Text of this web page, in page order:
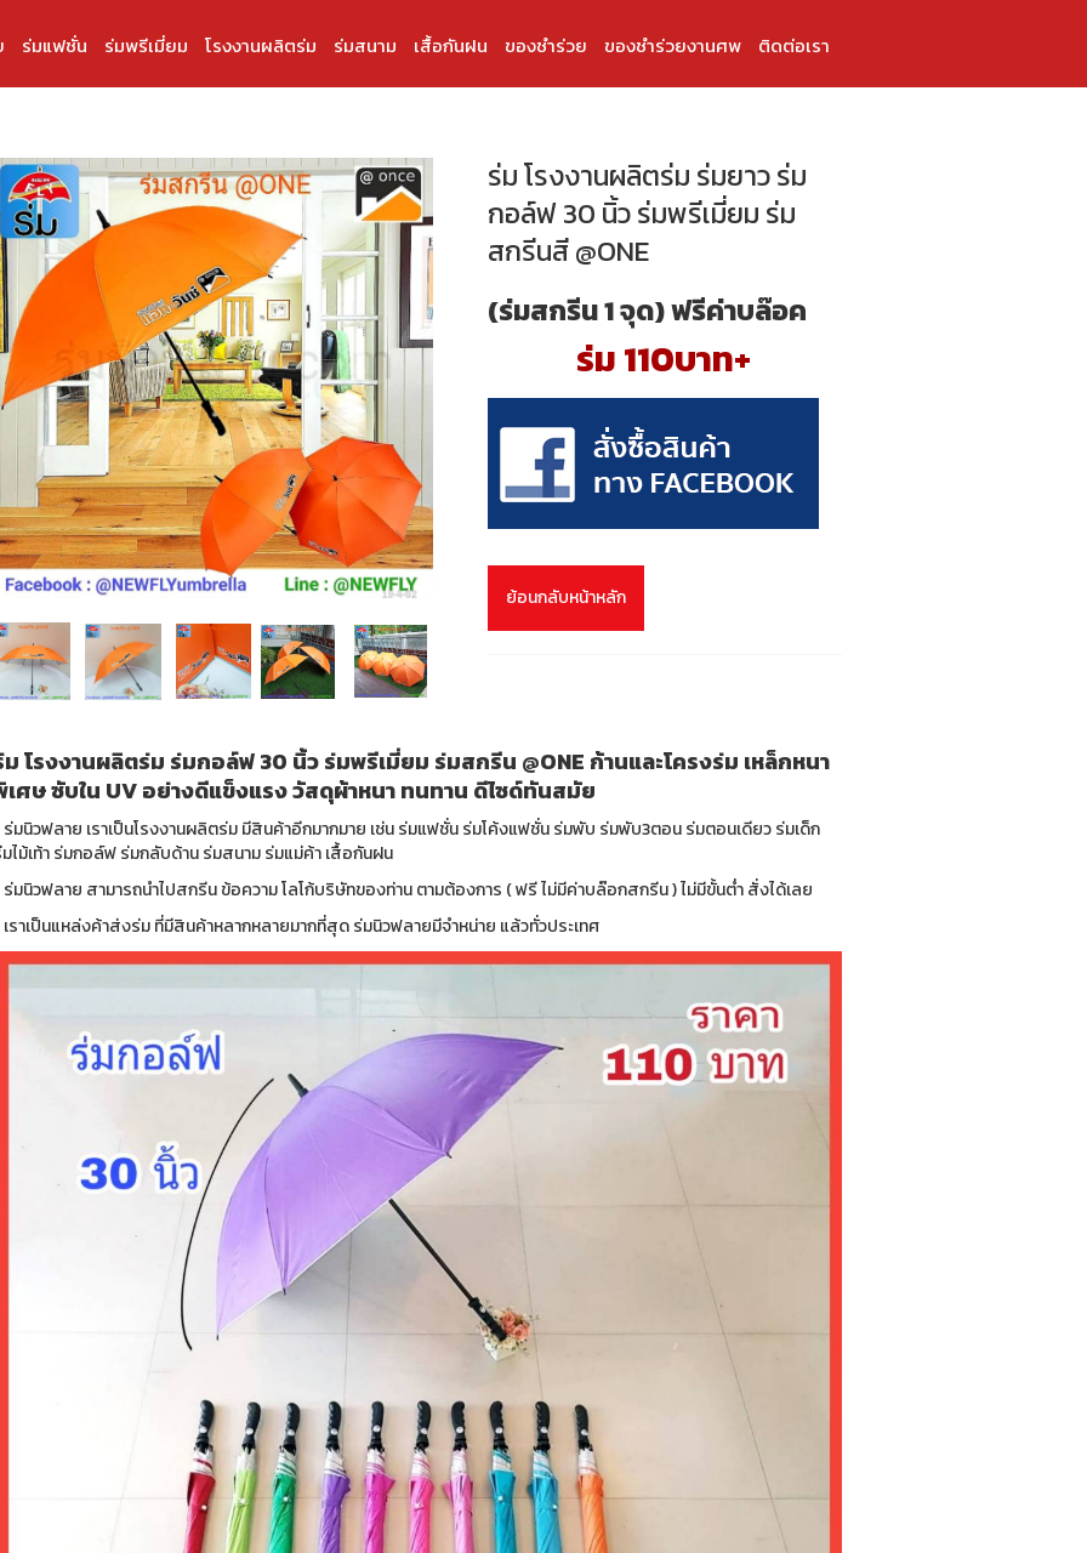
ร่มแฟชั่น ร่มพรีเมี่ยม โรงงานผลิตร่ม ร่มสนาม เสื้อกันฝน ของชำร่วย ของชำร่วยงานศพ ติดต่อเรา
ร่ม โรงงานผลิตร่ม ร่มยาว ร่ม
กอล์ฟ 30 นิ้ว ร่มพรีเมี่ยม ร่ม
สกรีนสี @ONE
(ร่มสกรีน 1 จุด) ฟรีค่าบล๊อค
ร่ม 110บาท+
ย้อนกลับหน้าหลัก
โรงงานผลิตร่ม ร่มกอล์ฟ 30 นิ้ว ร่มพรีเมี่ยม ร่มสกรีน @ONE ก้านและโครงร่ม เหล็กหนา
เศษ ซับใน UV อย่างดีแข็งแรง วัสดุผ้าหนา ทนทาน ดีไซด์ทันสมัย
มนิวฟลาย เราเป็นโรงงานผลิตร่ม มีสินค้าอีกมากมาย เช่น ร่มแฟชั่น ร่มโค้งแฟชั่น ร่มพับ ร่มพับ3ตอน ร่มตอนเดียว ร่มเด็ก
ไม้เท้า ร่มกอล์ฟ ร่มกลับด้าน ร่มสนาม ร่มแม่ค้า เสื้อกันฝน
มนิวฟลาย สามารถนำไปสกรีน ข้อความ โลโก้บริษัทของท่าน ตามต้องการ ( ฟรี ไม่มีค่าบล๊อกสกรีน ) ไม่มีขั้นต่ำ สั่งได้เลย
ราเป็นแหล่งค้าส่งร่ม ที่มีสินค้าหลากหลายมากที่สุด ร่มนิวฟลายมีจำหน่าย แล้วทั่วประเทศ